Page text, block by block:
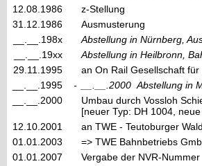
12.08.1986
z-Stellung
31.12.1986
Ausmusterung
__.__.198x
Abstellung in Nürnberg,
__.__.19xx
Abstellung in Heilbronn,
29.11.1995
an On Rail Gesellschaft
__.__.1995
- __.__.2000 Abstellung in
__.__.2000
Umbau durch Vossloh
[neuer Typ: DH 1004,
12.10.2001
an TWE - Teutoburger
01.01.2003
=> TWE Bahnbetriebs
01.01.2007
Vergabe der NVR-